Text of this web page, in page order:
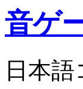
音ゲ
日本